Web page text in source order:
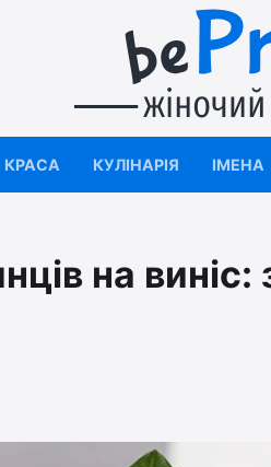
КУЛІНАРІЯ ІМЕНА
на виніс: